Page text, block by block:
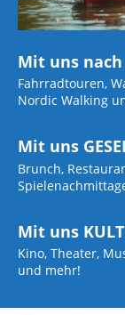
Mit uns
Fahrradtouren,
Nordic Walking
Mit uns
Brunch,
Mit uns
Kino, Theater,
und mehr!